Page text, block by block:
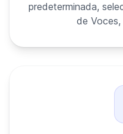
predeterminada,
de